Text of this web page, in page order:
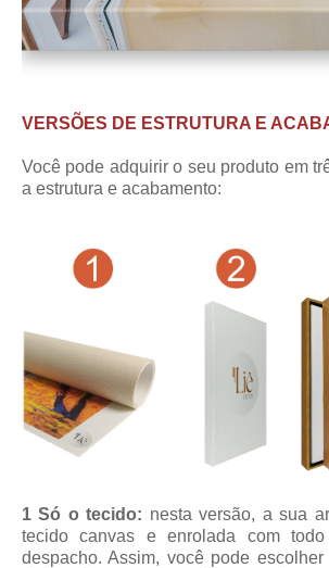
VERSÕES DE ESTRUTURA E
Você pode adquirir o seu produto em
a estrutura e acabamento:
1 Só o tecido: nesta versão, a sua
tecido canvas e enrolada com
despacho. Assim, você pode